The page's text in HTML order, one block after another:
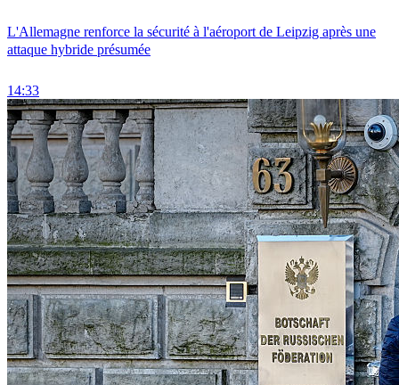
L'Allemagne renforce la sécurité à l'aéroport de Leipzig après une
attaque hybride présumée
14:33